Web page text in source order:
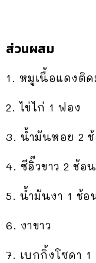
ส่วนผสม
1. หมูเนื้อแดงติ
2. ไข่ไก่​ 1​ ฟอง
3. น้ำมันหอย​ 2​
4. ซีอิ๊วขาว​ 2​ ช้อน
5. น้ำมันงา​ 1​ ช้อ
6. งาขาว
7. เบกกิ้งโซดา​ 1​